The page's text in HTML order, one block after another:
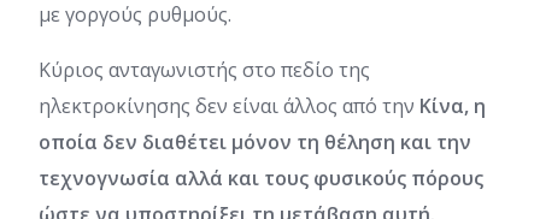
με γοργούς ρυθμούς.
Κύριος ανταγωνιστής στο πεδίο της
ηλεκτροκίνησης δεν είναι άλλος από την Κίνα, η
οποία δεν διαθέτει μόνον τη θέληση και την
τεχνογνωσία αλλά και τους φυσικούς πόρους